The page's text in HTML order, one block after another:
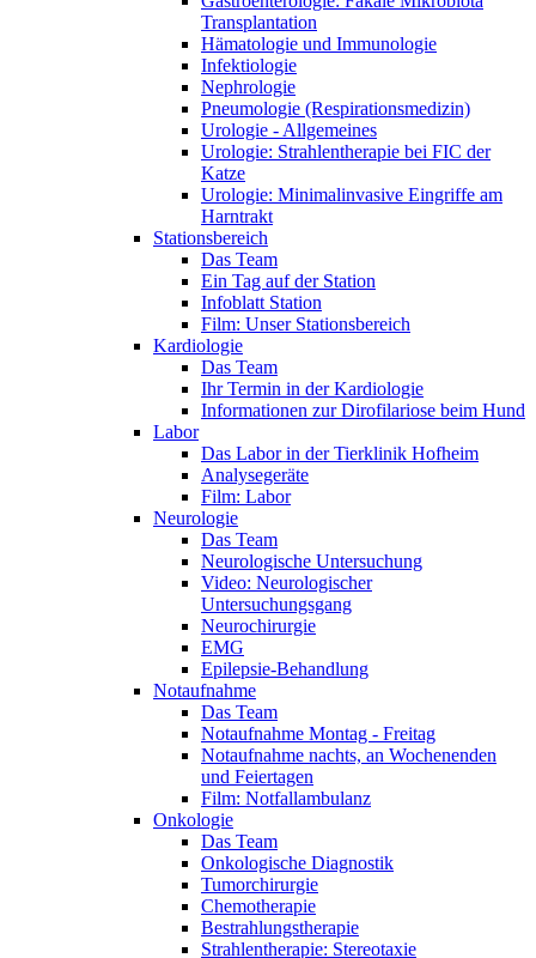
Transplantation
Hämatologie und Immunologie
Infektiologie
Nephrologie
Pneumologie (Respirationsmedizin)
Urologie - Allgemeines
Urologie: Strahlentherapie bei FIC der
Katze
Urologie: Minimalinvasive Eingriffe am
Harntrakt
Stationsbereich
Das Team
Ein Tag auf der Station
Infoblatt Station
Film: Unser Stationsbereich
Kardiologie
Das Team
Ihr Termin in der Kardiologie
Informationen zur Dirofilariose beim Hund
Labor
Das Labor in der Tierklinik Hofheim
Analysegeräte
Film: Labor
Neurologie
Das Team
Neurologische Untersuchung
Video: Neurologischer
Untersuchungsgang
Neurochirurgie
EMG
Epilepsie-Behandlung
Notaufnahme
Das Team
Notaufnahme Montag - Freitag
Notaufnahme nachts, an Wochenenden
und Feiertagen
Film: Notfallambulanz
Onkologie
Das Team
Onkologische Diagnostik
Tumorchirurgie
Chemotherapie
Bestrahlungstherapie
Strahlentherapie: Stereotaxie